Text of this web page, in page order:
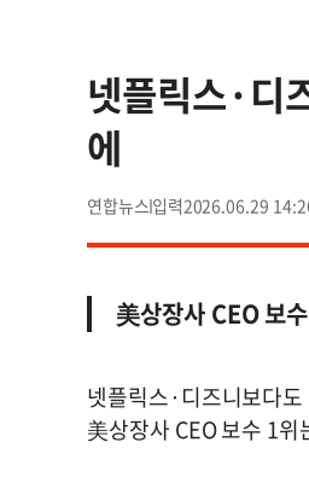
넷플릭스·디
에
연합뉴스 2026.06.29
美상장사 CEO 보
넷플릭스·디즈니보다
美상장사 CEO 보수 1